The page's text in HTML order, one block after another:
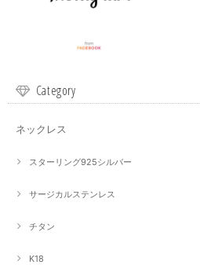
Category
ネックレス
スターリング925シルバー
サージカルステンレス
チタン
K18